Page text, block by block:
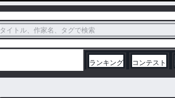
タイトル、作家名、タグで検索
ランキング コンテスト